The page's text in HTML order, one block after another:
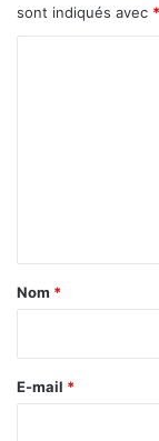
sont indiqués avec *
a
e
Nom *
E-mail *